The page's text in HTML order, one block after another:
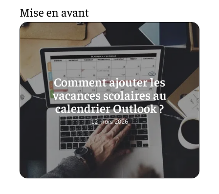
Mise en avant
Comment ajouter les
vacances scolaires au
calendrier Outlook ?
12 mars 2026